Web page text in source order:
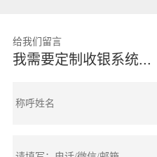
给我们留言
我需要定制收银系统...